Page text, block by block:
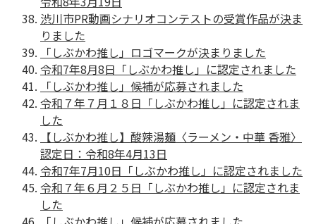
渋川市PR動画シナリオコンテストの受賞作品が決ま
りました
「しぶかわ推し」ロゴマークが決まりました
令和7年8月8日「しぶかわ推し」に認定されました
「しぶかわ推し」候補が応募されました
令和７年７月１８日「しぶかわ推し」に認定されま
した
【しぶかわ推し】酸辣湯麺〈ラーメン‧中華 ⾹雅〉
認定日：令和8年4月13日
令和7年7月10日「しぶかわ推し」に認定されました
令和７年６月２５日「しぶかわ推し」に認定されま
した